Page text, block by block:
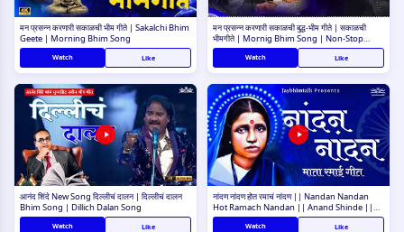
मन प्रसन्न करणारी सकाळची भीम गीते | Sakalchi Bhim
Geete | Morning Bhim Song
Watch Like
मन प्रसन्न करणारी सकाळची बुद्ध-भीम गीते | सकाळची
भीमगीते | Mornig Bhim Song | Non-Stop
Bhim Song
Watch Like
आनंद शिंदे New Song दिल्लीचं दालन | दिल्लीचं दालन
Bhim Song | Dillich Dalan Song
Watch Like
नांदण नांदण होत रमाचं नांदण || Nandan Nandan
Hot Ramach Nandan || Anand Shinde ||
@DJ Ammy
Watch Like